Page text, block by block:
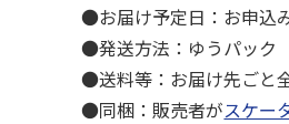
●お届け予定日：お申込
●発送方法：ゆうパック
●送料等：お届け先ごと
●同梱：販売者がスケー